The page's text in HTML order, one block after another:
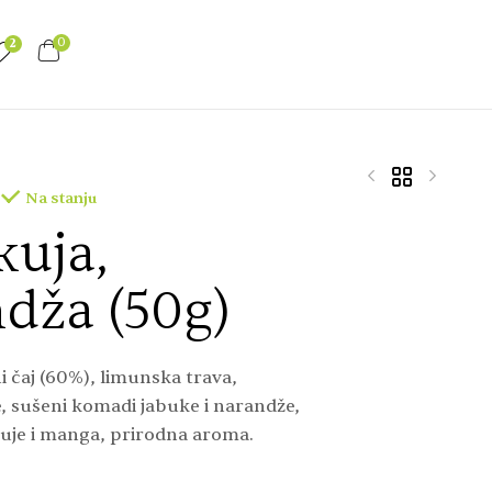
2 0
Na stanju
(50g)
čaj (60%), limunska trava,
sušeni komadi jabuke i narandže,
i manga, prirodna aroma.